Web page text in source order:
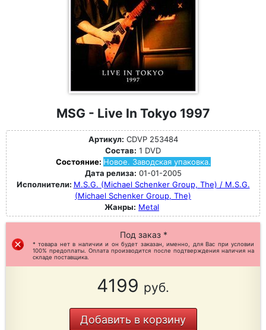
MSG - Live In Tokyo 1997
Артикул: CDVP 253484
Состав: 1 DVD
Состояние: Новое. Заводская упаковка.
Дата релиза: 01-01-2005
Исполнители: M.S.G. (Michael Schenker Group, The) / M.S.G.
(Michael Schenker Group, The)
Жанры: Metal
Под заказ *
* товара нет в наличии и он будет заказан, именно, для Вас при условии
100% предоплаты. Оплата производится после подтверждения наличия на
складе поставщика.
4199 руб.
Добавить в корзину